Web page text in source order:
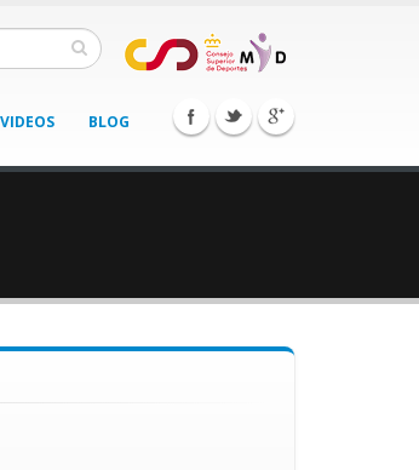
VIDEOS BLOG